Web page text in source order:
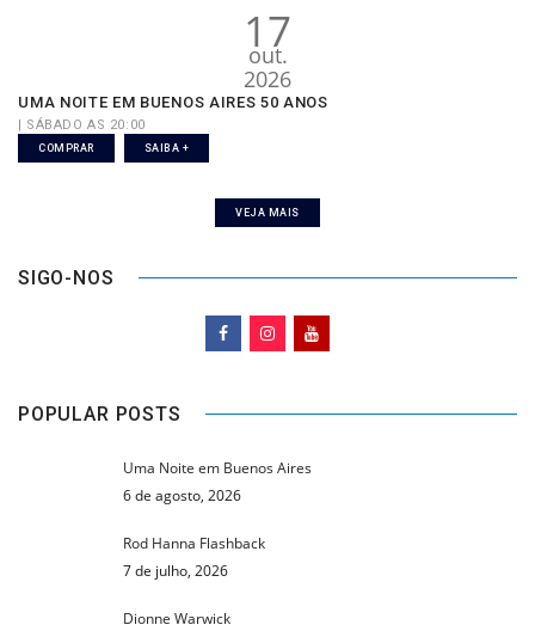
17
out.
2026
UMA NOITE EM BUENOS AIRES 50 ANOS
| SÁBADO AS 20:00
COMPRAR SAIBA +
VEJA MAIS
SIGO-NOS
POPULAR POSTS
Uma Noite em Buenos Aires
6 de agosto, 2026
Rod Hanna Flashback
7 de julho, 2026
Dionne Warwick